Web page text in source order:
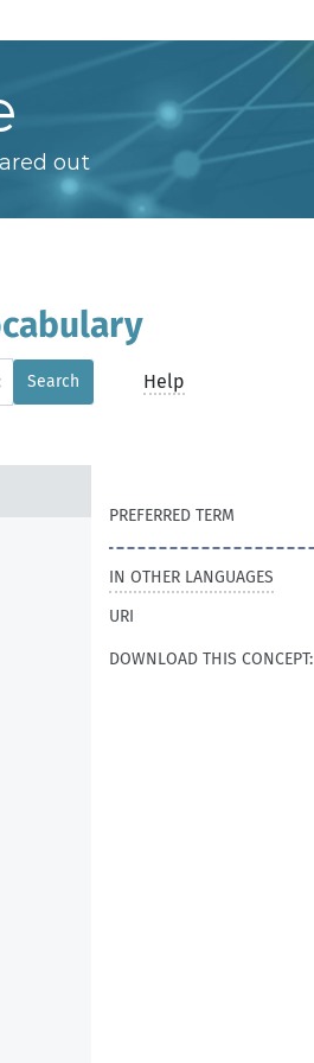
out
Search Help
PREFERRED TERM
IN OTHER LANGUAGES
URI
DOWNLOAD THIS CONCEPT: